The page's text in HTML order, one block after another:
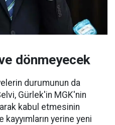
dönmeyecek
durumunun da
Gürlek'in MGK'nin
kabul etmesinin
kayyımların yerine yeni